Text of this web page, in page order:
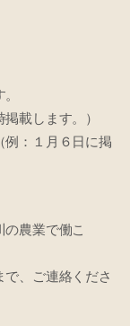
載します。）
例：１月６日に掲
農業で働こ
、ご連絡くださ